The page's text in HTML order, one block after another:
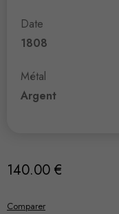
Date
1808
Métal
Argent
140.00 €
Comparer